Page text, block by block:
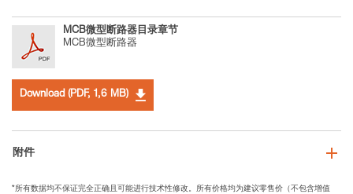
MCB微型断路器目录章节
MCB微型断路器
Download (PDF, 1,6 MB)
附件
*所有数据均不保证完全正确且可能进行技术性修改。所有价格均为建议零售价（不包含增值